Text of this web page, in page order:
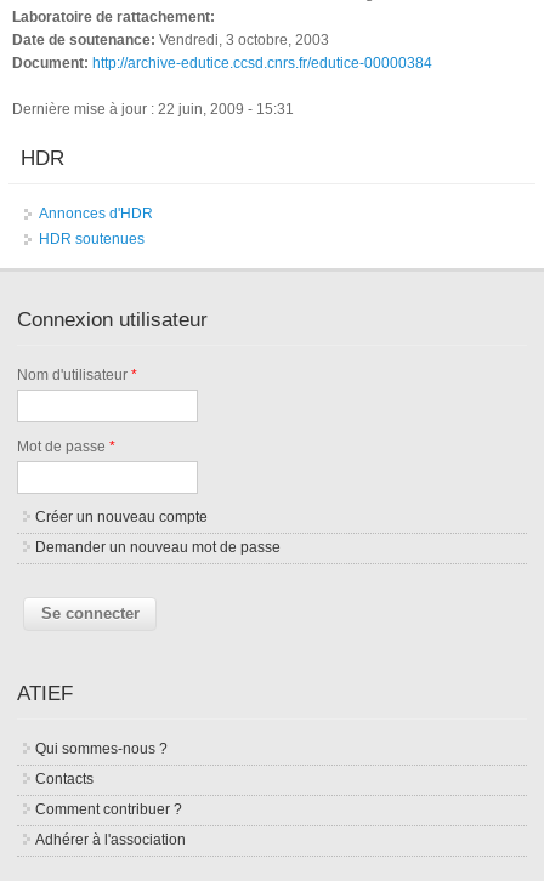
Laboratoire de rattachement:
Date de soutenance: Vendredi, 3 octobre, 2003
Document: http://archive-edutice.ccsd.cnrs.fr/edutice-00000384
Dernière mise à jour : 22 juin, 2009 - 15:31
HDR
Annonces d'HDR
HDR soutenues
Connexion utilisateur
Nom d'utilisateur*
Mot de passe*
Créer un nouveau compte
Demander un nouveau mot de passe
ATIEF
Qui sommes-nous ?
Contacts
Comment contribuer ?
Adhérer à l'association